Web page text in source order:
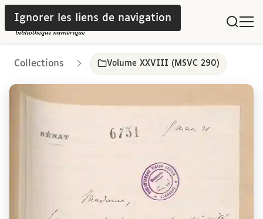
Ignorer les liens de navigation
Collections Volume XXVIII (MSVC 290)